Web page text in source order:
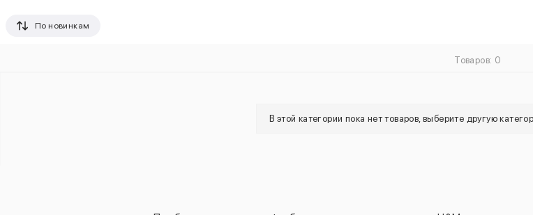
По новинкам
Товаров: 0
В этой категории пока нет товаров, выберите другую